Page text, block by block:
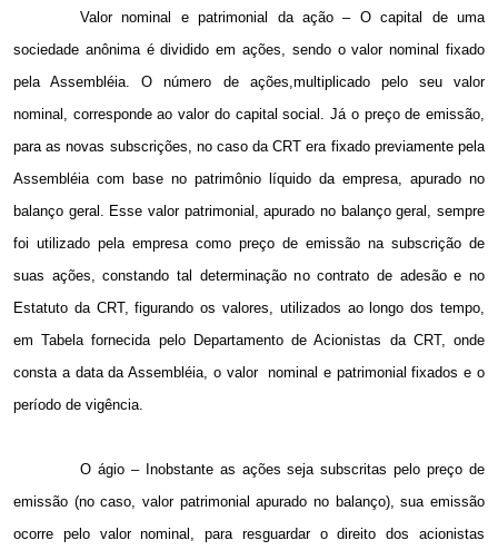
Valor nominal e patrimonial da ação – O capital de uma
sociedade anônima é dividido em ações, sendo o valor nominal fixado
pela Assembléia. O número de ações,multiplicado pelo seu valor
nominal, corresponde ao valor do capital social. Já o preço de emissão,
para as novas subscrições, no caso da CRT era fixado previamente pela
Assembléia com base no patrimônio líquido da empresa, apurado no
balanço geral. Esse valor patrimonial, apurado no balanço geral, sempre
foi utilizado pela empresa como preço de emissão na subscrição de
suas ações, constando tal determinação no contrato de adesão e no
Estatuto da CRT, figurando os valores, utilizados ao longo dos tempo,
em Tabela fornecida pelo Departamento de Acionistas da CRT, onde
consta a data da Assembléia, o valor
nominal e patrimonial fixados e o
período de vigência.
O ágio – Inobstante as ações seja subscritas pelo preço de
emissão (no caso, valor patrimonial apurado no balanço), sua emissão
ocorre pelo valor nominal, para resguardar o direito dos acionistas